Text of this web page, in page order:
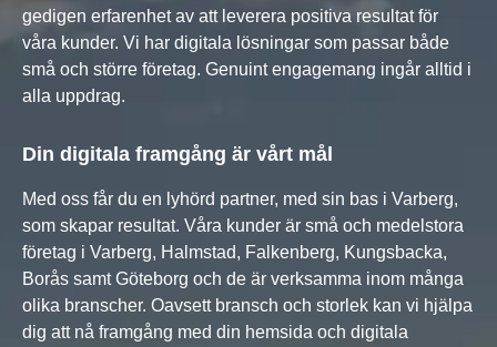
gedigen erfarenhet av att leverera positiva resultat för
våra kunder. Vi har digitala lösningar som passar både
små och större företag. Genuint engagemang ingår alltid i
alla uppdrag.
Din digitala framgång är vårt mål
Med oss får du en lyhörd partner, med sin bas i Varberg,
som skapar resultat. Våra kunder är små och medelstora
företag i Varberg, Halmstad, Falkenberg, Kungsbacka,
Borås samt Göteborg och de är verksamma inom många
olika branscher. Oavsett bransch och storlek kan vi hjälpa
dig att nå framgång med din hemsida och digitala